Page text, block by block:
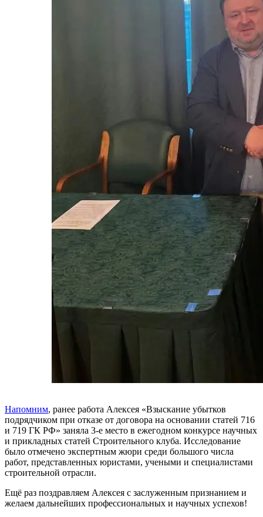
Напомним, ранее работа Алексея «Взыскание убытков
подрядчиком при отказе от договора на основании статей 716
и 719 ГК РФ» заняла 3-е место в ежегодном конкурсе научных
и прикладных статей Строительного клуба. Исследование
было отмечено экспертным жюри среди большого числа
работ, представленных юристами, учеными и специалистами
строительной отрасли.
Ещё раз поздравляем Алексея с заслуженным признанием и
желаем дальнейших профессиональных и научных успехов!